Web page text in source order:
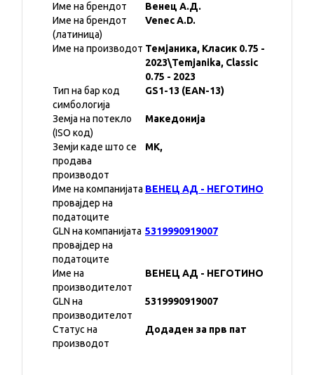
Име на брендот
Венец А.Д.
Име на брендот
(латиница)
Venec A.D.
Име на производот Темјаника, Класик 0.75 -
2023\Temjanika, Classic
0.75 - 2023
Тип на бар код
симбологија
GS1-13 (EAN-13)
Земја на потекло
(ISO код)
Македонија
Земји каде што се
продава
производот
MK,
Име на компанијата
провајдер на
податоците
ВЕНЕЦ АД - НЕГОТИНО
GLN на компанијата
провајдер на
податоците
5319990919007
Име на
производителот
ВЕНЕЦ АД - НЕГОТИНО
GLN на
производителот
5319990919007
Статус на
производот
Додаден за прв пат